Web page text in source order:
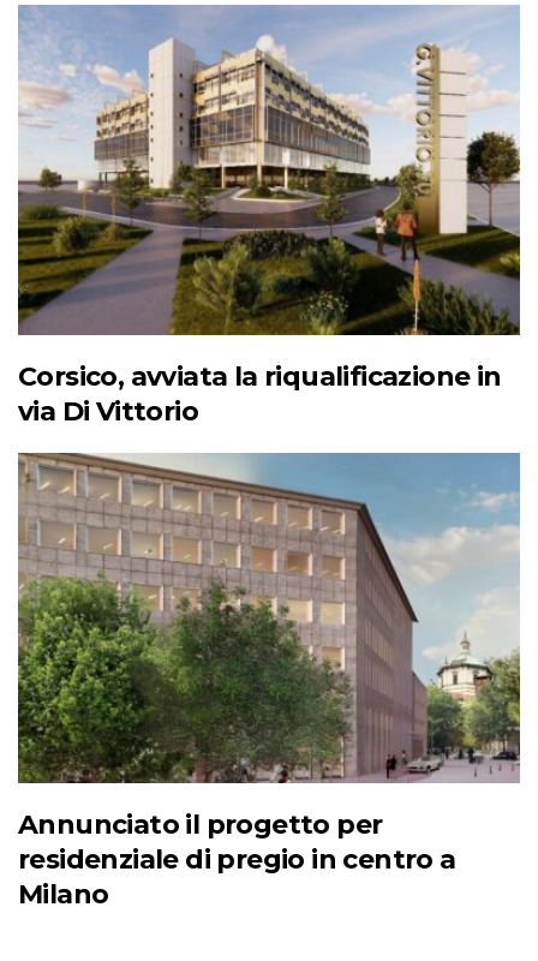
Corsico, avviata la riqualificazione in
via Di Vittorio
Annunciato il progetto per
residenziale di pregio in centro a
Milano